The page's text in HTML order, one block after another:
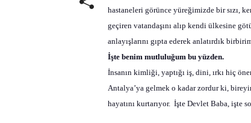
hastaneleri görünce yüreğimizde bir sızı,
geçiren vatandaşını alıp kendi ülkesine
anlayışlarını gıpta ederek anlatırdık
İşte benim mutluluğum bu yüzden.
İnsanın kimliği, yaptığı iş, dini, ırkı hiç
Antalya’ya gelmek o kadar zordur ki,
hayatını kurtarıyor. İşte Devlet Baba, işte